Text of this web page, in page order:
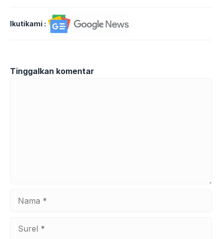
Ikutikami :
Tinggalkan komentar